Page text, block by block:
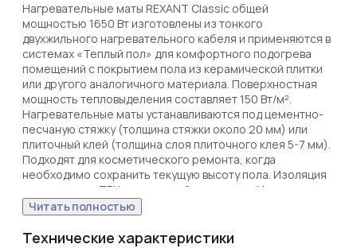
Нагревательные маты REXANT Classic общей
мощностью 1650 Вт изготовлены из тонкого
двухжильного нагревательного кабеля и применяются в
системах «Теплый пол» для комфортного подогрева
помещений с покрытием пола из керамической плитки
или другого аналогичного материала. Поверхностная
мощность тепловыделения составляет 150 Вт/м².
Нагревательные маты устанавливаются под цементно-
песчаную стяжку (толщина стяжки около 20 мм) или
плиточный клей (толщина слоя плиточного клея 5-7 мм).
Подходят для косметического ремонта, когда
необходимо сохранить текущую высоту пола. Изоляция
выполнена из ПВХ повышенной прочности. Изделие
дополнительно экранировано.
Для программирования пола необходимо установить
терморегулятор (рекомендуемая торговая марка -
Читать полностью
Технические характеристики